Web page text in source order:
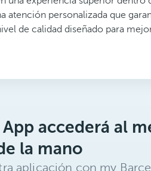
atención personalizada que
de calidad diseñado para
accederá al
la mano
aplicación con my